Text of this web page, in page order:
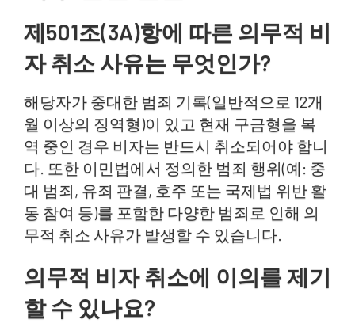
제501조(3A)항에 따른 의무적 비
자 취소 사유는 무엇인가?
해당자가 중대한 범죄 기록(일반적으로 12개
월 이상의 징역형)이 있고 현재 구금형을 복
역 중인 경우 비자는 반드시 취소되어야 합니
다. 또한 이민법에서 정의한 범죄 행위(예: 중
대 범죄, 유죄 판결, 호주 또는 국제법 위반 활
동 참여 등)를 포함한 다양한 범죄로 인해 의
무적 취소 사유가 발생할 수 있습니다.
의무적 비자 취소에 이의를 제기
할 수 있나요?